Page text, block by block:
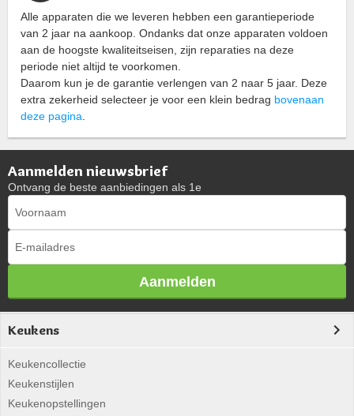
Alle apparaten die we leveren hebben een garantieperiode
van 2 jaar na aankoop. Ondanks dat onze apparaten voldoen
aan de hoogste kwaliteitseisen, zijn reparaties na deze
periode niet altijd te voorkomen.
Daarom kun je de garantie verlengen van 2 naar 5 jaar. Deze
extra zekerheid selecteer je voor een klein bedrag bovenaan
deze pagina.
Aanmelden nieuwsbrief
Ontvang de beste aanbiedingen als 1e
Aanmelden
Keukens
Keukencollectie
Keukenstijlen
Keukenopstellingen